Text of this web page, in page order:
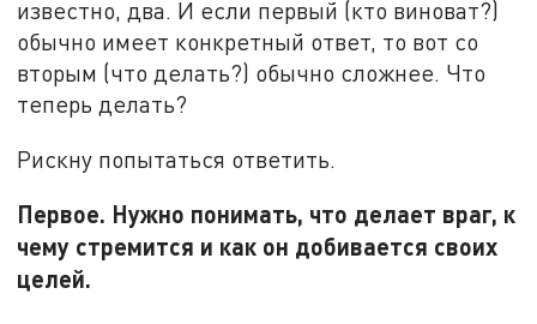
известно, два. И если первый (кто виноват?)
обычно имеет конкретный ответ, то вот со
вторым (что делать?) обычно сложнее. Что
теперь делать?
Рискну попытаться ответить.
Первое. Нужно понимать, что делает враг, к
чему стремится и как он добивается своих
целей.